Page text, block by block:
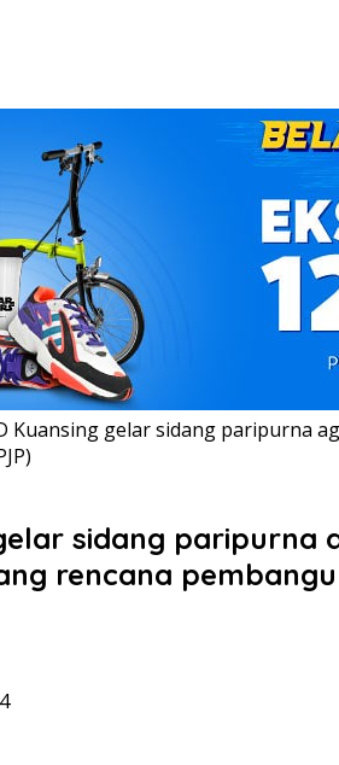
Kuansing gelar sidang paripurna
sidang
rencana